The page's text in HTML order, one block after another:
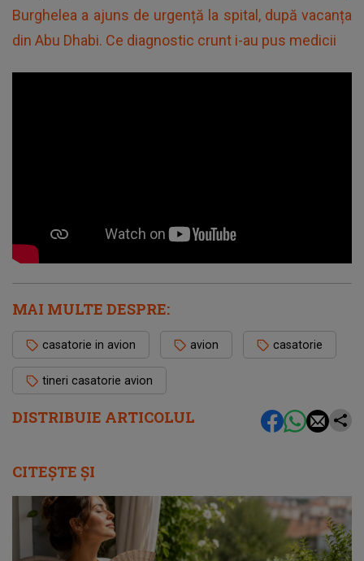
DISTRIBUIE ARTICOLUL
Burghelea a ajuns de urgență la spital, după vacanța
din Abu Dhabi. Ce diagnostic crunt i-au pus medicii
MAI MULTE DESPRE:
casatorie in avion avion casatorie
tineri casatorie avion
CITEȘTE ȘI